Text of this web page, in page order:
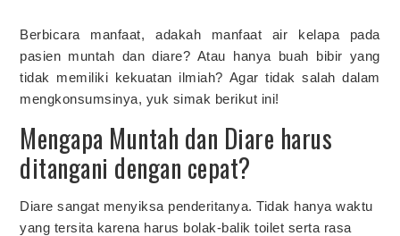
Berbicara manfaat, adakah manfaat air kelapa pada
pasien muntah dan diare? Atau hanya buah bibir yang
tidak memiliki kekuatan ilmiah? Agar tidak salah dalam
mengkonsumsinya, yuk simak berikut ini!
Mengapa Muntah dan Diare harus
ditangani dengan cepat?
Diare sangat menyiksa penderitanya. Tidak hanya waktu
yang tersita karena harus bolak-balik toilet serta rasa